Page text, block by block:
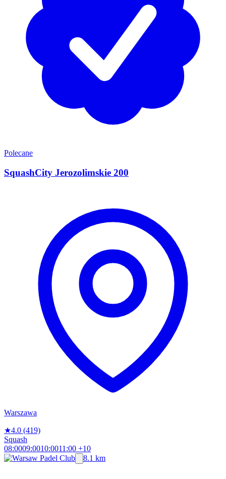
Polecane
SquashCity Jerozolimskie 200
Warszawa
★4.0 (419)
Squash
08:0009:0010:0011:00 +10
8.1 km